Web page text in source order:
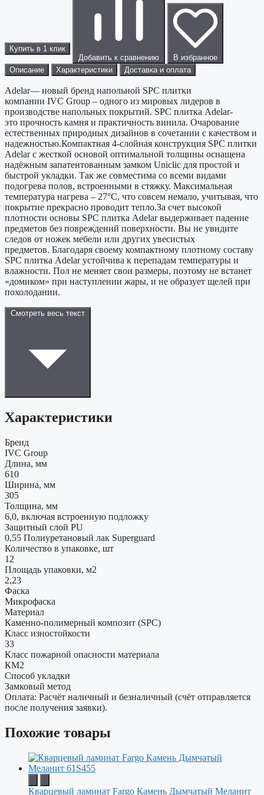
Купить в 1 клик
Добавить к сравнению
В избранное
Описание
Характеристики Доставка и оплата
Adelar— новый бренд напольной SPC плитки
компании IVC Group – одного из мировых лидеров в
производстве напольных покрытий. SPC плитка Adelar-
это прочность камня и практичность винила. Очарование
естественных природных дизайнов в сочетании с качеством и
надежностью.Компактная 4-слойная конструкция SPС плитки
Adelar с жесткой основой оптимальной толщины оснащена
надёжным запатентованным замком Uniclic для простой и
быстрой укладки. Так же совместима со всеми видами
подогрева полов, встроенными в стяжку. Максимальная
температура нагрева – 27°С, что совсем немало, учитывая, что
покрытие прекрасно проводит тепло.За счет высокой
плотности основы SPС плитка Adelar выдерживает падение
предметов без повреждений поверхности. Вы не увидите
следов от ножек мебели или других увесистых
предметов. Благодаря своему компактному плотному составу
SPC плитка Adelar устойчива к перепадам температуры и
влажности. Пол не меняет свои размеры, поэтому не встанет
«домиком» при наступлении жары, и не образует щелей при
похолодании.
Смотреть весь текст
Характеристики
Бренд
IVC Group
Длина, мм
610
Ширина, мм
305
Толщина, мм
6,0, включая встроенную подложку
Защитный слой PU
0,55 Полиуретановый лак Superguard
Количество в упаковке, шт
12
Площадь упаковки, м2
2,23
Фаска
Микрофаска
Материал
Каменно-полимерный композит (SPC)
Класс изностойкости
33
Класс пожарной опасности материала
КМ2
Способ укладки
Замковый метод
Оплата: Расчёт наличный и безналичный (счёт отправляется
после получения заявки).
Похожие товары
Кварцевый ламинат Fargo Камень Дымчатый Меланит